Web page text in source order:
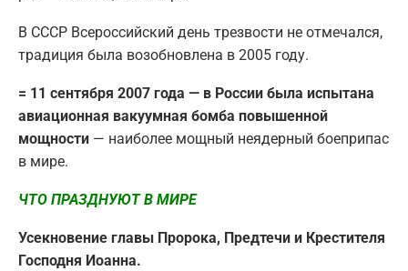
В СССР Всероссийский день трезвости не отмечался,
традиция была возобновлена в 2005 году.
= 11 сентября 2007 года — в России была испытана
авиационная вакуумная бомба повышенной
мощности — наиболее мощный неядерный боеприпас
в мире.
ЧТО ПРАЗДНУЮТ В МИРЕ
Усекновение главы Пророка, Предтечи и Крестителя
Господня Иоанна.